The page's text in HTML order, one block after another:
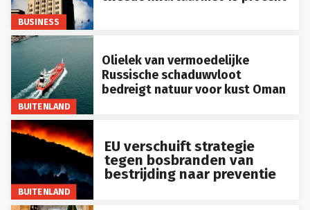
BUSINESS
BUITENLAND
Olielek van vermoedelijke
Russische schaduwvloot
bedreigt natuur voor kust Oman
BUITENLAND
EU verschuift strategie
tegen bosbranden van
bestrijding naar preventie